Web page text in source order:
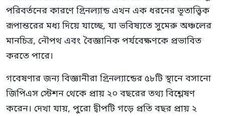
পরিবর্তনের কারণে গ্রিনল্যান্ড এখন এক ধরনের ভূতাত্ত্বিক
রূপান্তরের মধ্য দিয়ে যাচ্ছে, যা ভবিষ্যতে সুমেরু অঞ্চলের
মানচিত্র, নৌপথ এবং বৈজ্ঞানিক পর্যবেক্ষণকে প্রভাবিত
করতে পারে।
গবেষণার জন্য বিজ্ঞানীরা গ্রিনল্যান্ডের ৫৮টি স্থানে বসানো
জিপিএস স্টেশন থেকে প্রায় ২০ বছরের তথ্য বিশ্লেষণ
করেন। দেখা যায়, পুরো দ্বীপটি গড়ে প্রতি বছর প্রায় ২